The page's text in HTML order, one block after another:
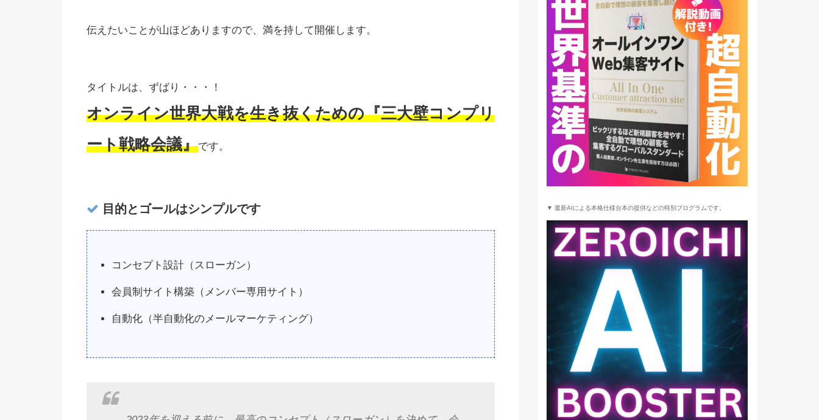
伝えたいことが山ほどありますので、満を持して開催します。
タイトルは、ずばり・・・！
オンライン世界大戦を生き抜くための『三大壁コンプリ
ート戦略会議』です。
目的とゴールはシンプルです
コンセプト設計（スローガン）
会員制サイト構築（メンバー専用サイト）
自動化（半自動化のメールマーケティング）
▼ 最新AIによる本格仕様台本の提供などの特別プログラムです。